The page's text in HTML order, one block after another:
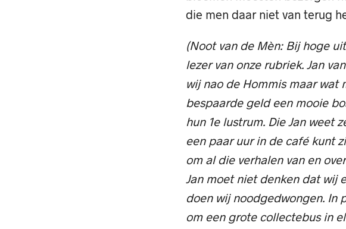
die men daar niet van terug
(Noot van de Mèn: Bij hoge
lezer van onze rubriek. Jan
wij nao de Hommis maar wat
bespaarde geld een mooie
hun 1e lustrum. Die Jan weet
een paar uur in de café kunt
om al die verhalen van en
Jan moet niet denken dat wij
doen wij noodgedwongen. In
om een grote collectebus in